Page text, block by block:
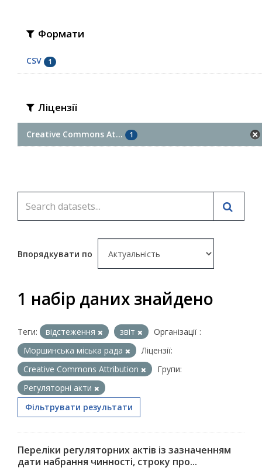
Формати
CSV 1
Ліцензії
Creative Commons At... 1
Впорядкувати по
1 набір даних знайдено
Теги: відстеження звіт
Організації :
Моршинська міська рада
Ліцензії:
Creative Commons Attribution
Групи:
Регуляторні акти
Фільтрувати результати
Переліки регуляторних актів із зазначенням
дати набрання чинності, строку про...